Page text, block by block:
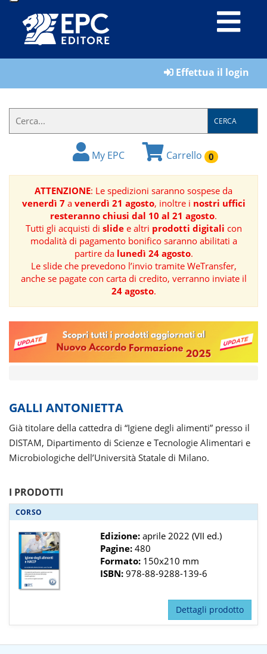
LIBRI
IL
FORMATORE
BOOK
RIVISTE
MANUALISTICA
SOFTWARE
AREE
TEMATICHE
Effettua il login
CERCA
My EPC Carrello 0
ATTENZIONE: Le spedizioni saranno sospese da
venerdì 7a venerdì 21 agosto, inoltre i nostri uffici
resteranno chiusi dal 10 al 21 agosto.
Tutti gli acquisti di slidee altri prodotti digitali con
modalità di pagamento bonifico saranno abilitati a
partire da lunedì 24 agosto.
Le slide che prevedono l’invio tramite WeTransfer,
anche se pagate con carta di credito, verranno inviate il
24 agosto.
GALLI ANTONIETTA
Già titolare della cattedra di “Igiene degli alimenti” presso il
DISTAM, Dipartimento di Scienze e Tecnologie Alimentari e
Microbiologiche dell’Università Statale di Milano.
I PRODOTTI
CORSO
Edizione:aprile 2022 (VII ed.)
Pagine: 480
Formato:150x210 mm
ISBN:978-88-9288-139-6
Dettagli prodotto